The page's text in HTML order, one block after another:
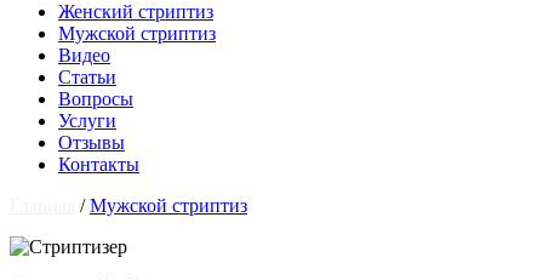
Женский стриптиз
Мужской стриптиз
Видео
Статьи
Вопросы
Услуги
Отзывы
Контакты
/Мужской стриптиз